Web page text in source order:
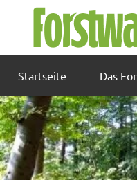
Startseite Das